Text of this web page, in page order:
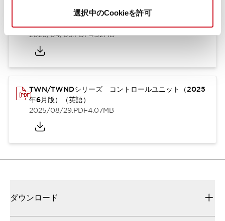
選択中のCookieを許可
TWN/TWNDシリーズ コントロールユニット（2025
2026/04/09.PDF4.92MB
TWN/TWNDシリーズ コントロールユニット（2025
年6月版）（英語）
2025/08/29.PDF4.07MB
ダウンロード